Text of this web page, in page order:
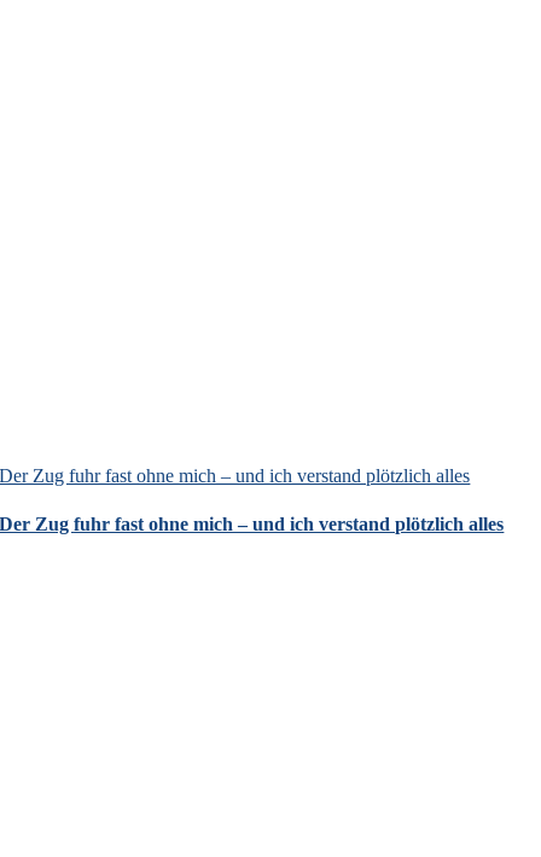
Der Zug fuhr fast ohne mich – und ich verstand plötzlich alles
Der Zug fuhr fast ohne mich – und ich verstand plötzlich alles